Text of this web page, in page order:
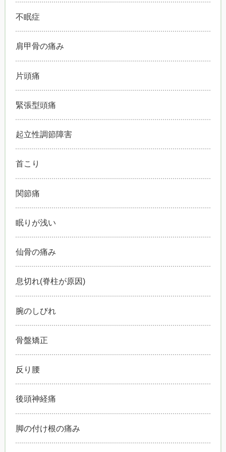
不眠症
肩甲骨の痛み
片頭痛
緊張型頭痛
起立性調節障害
首こり
関節痛
眠りが浅い
仙骨の痛み
息切れ(脊柱が原因)
腕のしびれ
骨盤矯正
反り腰
後頭神経痛
脚の付け根の痛み